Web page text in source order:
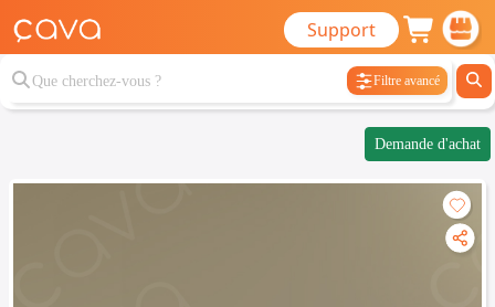
Support
Filtre avancé
Demande d'achat